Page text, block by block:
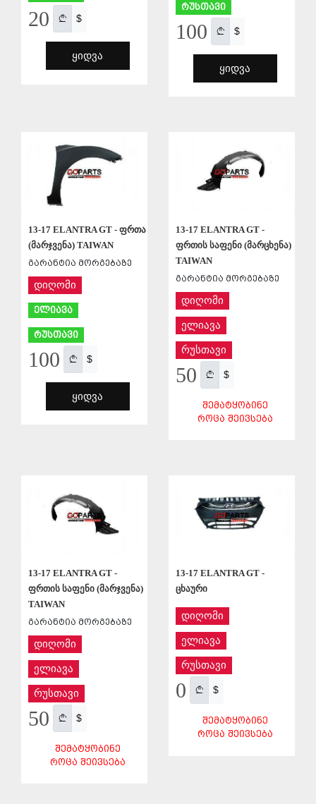
20 $
ᲧᲘᲓᲕᲐ
რუსთავი
100 $
ᲧᲘᲓᲕᲐ
13-17 ELANTRA GT - ფრთა
(მარჯვენა) TAIWAN
გარანტია მორგებაზე
დიღომი
ელიავა
რუსთავი
100 $
ᲧᲘᲓᲕᲐ
13-17 ELANTRA GT -
ფრთის საფენი (მარცხენა)
TAIWAN
გარანტია მორგებაზე
დიღომი
ელიავა
რუსთავი
50 $
ᲨᲔᲛᲐᲢᲧᲝᲑᲘᲜᲔ
ᲠᲝᲪᲐ ᲨᲔᲘᲕᲡᲔᲑᲐ
13-17 ELANTRA GT -
ფრთის საფენი (მარჯვენა)
TAIWAN
გარანტია მორგებაზე
დიღომი
ელიავა
რუსთავი
50 $
ᲨᲔᲛᲐᲢᲧᲝᲑᲘᲜᲔ
ᲠᲝᲪᲐ ᲨᲔᲘᲕᲡᲔᲑᲐ
13-17 ELANTRA GT -
ცხაური
დიღომი
ელიავა
რუსთავი
0 $
ᲨᲔᲛᲐᲢᲧᲝᲑᲘᲜᲔ
ᲠᲝᲪᲐ ᲨᲔᲘᲕᲡᲔᲑᲐ